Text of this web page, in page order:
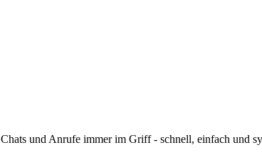
und Anrufe immer im Griff - schnell, einfach und